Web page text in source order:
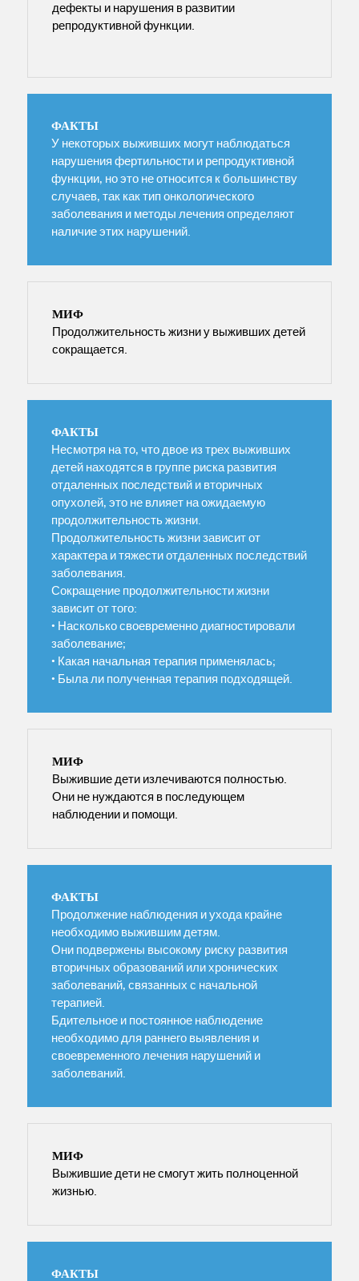
дефекты и нарушения в развитии
репродуктивной функции.
ФАКТЫ
У некоторых выживших могут наблюдаться
нарушения фертильности и репродуктивной
функции, но это не относится к большинству
случаев, так как тип онкологического
заболевания и методы лечения определяют
наличие этих нарушений.
МИФ
Продолжительность жизни у выживших детей
сокращается.
ФАКТЫ
Несмотря на то, что двое из трех выживших
детей находятся в группе риска развития
отдаленных последствий и вторичных
опухолей, это не влияет на ожидаемую
продолжительность жизни.
Продолжительность жизни зависит от
характера и тяжести отдаленных последствий
заболевания.
Сокращение продолжительности жизни
зависит от того:
• Насколько своевременно диагностировали
заболевание;
• Какая начальная терапия применялась;
• Была ли полученная терапия подходящей.
МИФ
Выжившие дети излечиваются полностью.
Они не нуждаются в последующем
наблюдении и помощи.
ФАКТЫ
Продолжение наблюдения и ухода крайне
необходимо выжившим детям.
Они подвержены высокому риску развития
вторичных образований или хронических
заболеваний, связанных с начальной
терапией.
Бдительное и постоянное наблюдение
необходимо для раннего выявления и
своевременного лечения нарушений и
заболеваний.
МИФ
Выжившие дети не смогут жить полноценной
жизнью.
ФАКТЫ